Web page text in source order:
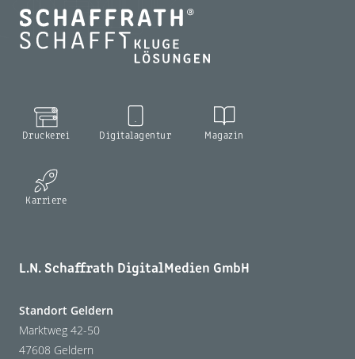
Druckerei Digitalagentur Magazin
Karriere
L.N. Schaffrath DigitalMedien GmbH
Standort Geldern
Marktweg 42-50
47608 Geldern